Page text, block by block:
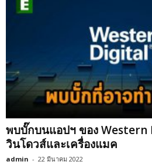
พบบั๊กบนแอปฯ ของ
วินโดวส์และเครื่องแมค
admin - 22 มีนาคม 2022